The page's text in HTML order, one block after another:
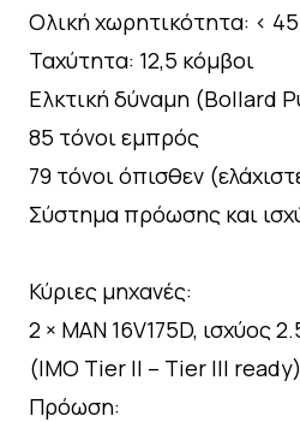
Ολική χωρητικότητα: <
Ταχύτητα: 12,5 κόμβοι
Ελκτική δύναμη (Bollard
85 τόνοι εμπρός
79 τόνοι όπισθεν
Σύστημα πρόωσης και
Κύριες μηχανές:
2 × MAN 16V175D, ισχύος
(IMO Tier II – Tier III ready)
Πρόωση: